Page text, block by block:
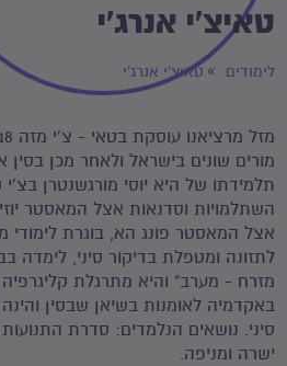
טאיצ'י אנרג'י
לימודים טאיצ'י אנרג'י
מורים שונים בישראל ולאחר מכן
תלמידתו של היא יוסי מורגשנטרן בצ'י
השתלמויות וסדנאות אצל המאסטר
אצל המאסטר פונג הא, בוגרת לימודי
לתזונה ומטפלת בדיקור סיני, לימדה
מזרח - מערב" והיא מתרגלת
באקדמיה לאומנות בשיאן שבסין
סיני. נושאים הנלמדים: סדרת
ישרה ומניפה.